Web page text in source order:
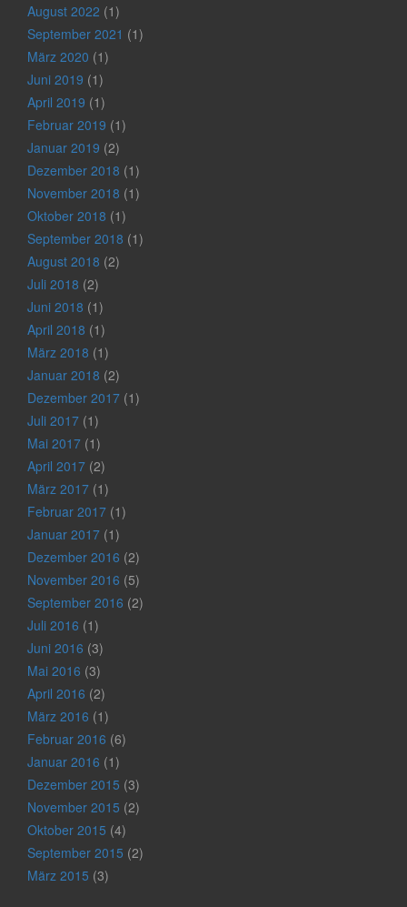
August 2022 (1)
September 2021 (1)
März 2020 (1)
Juni 2019 (1)
April 2019 (1)
Februar 2019 (1)
Januar 2019 (2)
Dezember 2018 (1)
November 2018 (1)
Oktober 2018 (1)
September 2018 (1)
August 2018 (2)
Juli 2018 (2)
Juni 2018 (1)
April 2018 (1)
März 2018 (1)
Januar 2018 (2)
Dezember 2017 (1)
Juli 2017 (1)
Mai 2017 (1)
April 2017 (2)
März 2017 (1)
Februar 2017 (1)
Januar 2017 (1)
Dezember 2016 (2)
November 2016 (5)
September 2016 (2)
Juli 2016 (1)
Juni 2016 (3)
Mai 2016 (3)
April 2016 (2)
März 2016 (1)
Februar 2016 (6)
Januar 2016 (1)
Dezember 2015 (3)
November 2015 (2)
Oktober 2015 (4)
September 2015 (2)
März 2015 (3)